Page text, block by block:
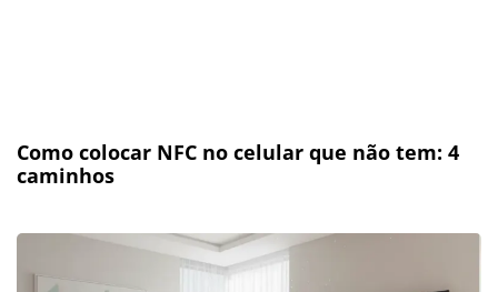
Como colocar NFC no celular que não tem: 4
caminhos